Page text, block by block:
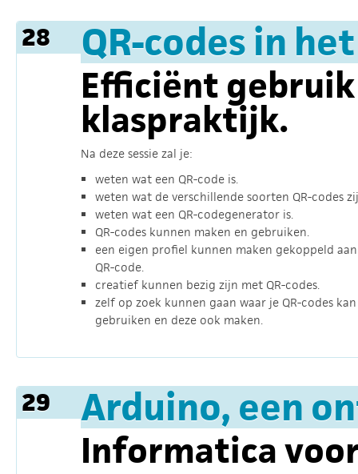
28 QR-codes in
Efficiënt gebruik
klaspraktijk.
Na deze sessie zal je:
weten wat een QR-code is.
weten wat de verschillende soorten QR-codes
weten wat een QR-codegenerator is.
QR-codes kunnen maken en gebruiken.
een eigen profiel kunnen maken gekoppeld
QR-code.
creatief kunnen bezig zijn met QR-codes.
zelf op zoek kunnen gaan waar je QR-codes kan
gebruiken en deze ook maken.
29 Arduino, een
Informatica